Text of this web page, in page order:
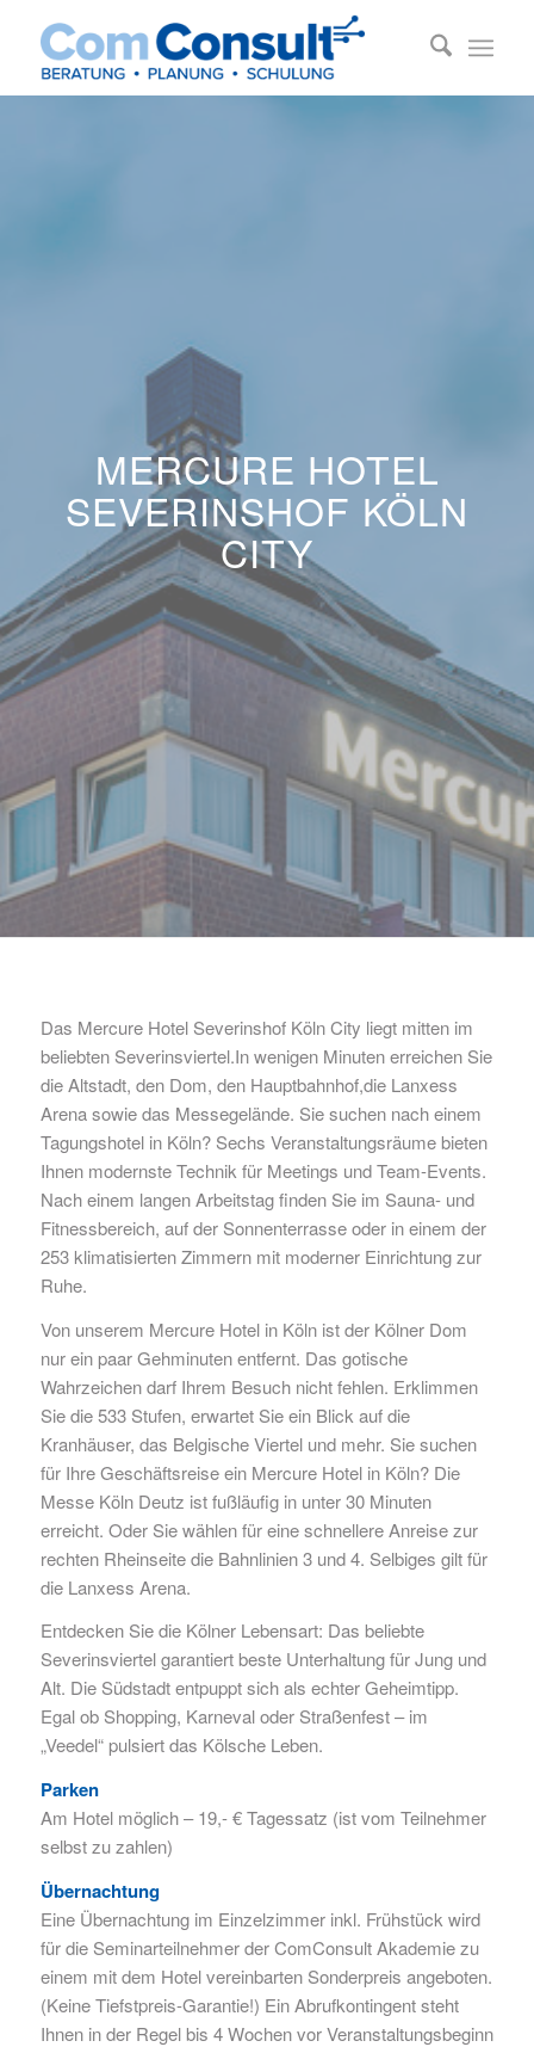
MERCURE HOTEL
SEVERINSHOF KÖLN
CITY
Das Mercure Hotel Severinshof Köln City liegt mitten im
beliebten Severinsviertel.In wenigen Minuten erreichen Sie
die Altstadt, den Dom, den Hauptbahnhof,die Lanxess
Arena sowie das Messegelände. Sie suchen nach einem
Tagungshotel in Köln? Sechs Veranstaltungsräume bieten
Ihnen modernste Technik für Meetings und Team-Events.
Nach einem langen Arbeitstag finden Sie im Sauna- und
Fitnessbereich, auf der Sonnenterrasse oder in einem der
253 klimatisierten Zimmern mit moderner Einrichtung zur
Ruhe.
Von unserem Mercure Hotel in Köln ist der Kölner Dom
nur ein paar Gehminuten entfernt. Das gotische
Wahrzeichen darf Ihrem Besuch nicht fehlen. Erklimmen
Sie die 533 Stufen, erwartet Sie ein Blick auf die
Kranhäuser, das Belgische Viertel und mehr. Sie suchen
für Ihre Geschäftsreise ein Mercure Hotel in Köln? Die
Messe Köln Deutz ist fußläufig in unter 30 Minuten
erreicht. Oder Sie wählen für eine schnellere Anreise zur
rechten Rheinseite die Bahnlinien 3 und 4. Selbiges gilt für
die Lanxess Arena.
Entdecken Sie die Kölner Lebensart: Das beliebte
Severinsviertel garantiert beste Unterhaltung für Jung und
Alt. Die Südstadt entpuppt sich als echter Geheimtipp.
Egal ob Shopping, Karneval oder Straßenfest – im
„Veedel“ pulsiert das Kölsche Leben.
Parken
Am Hotel möglich – 19,- € Tagessatz (ist vom Teilnehmer
selbst zu zahlen)
Übernachtung
Eine Übernachtung im Einzelzimmer inkl. Frühstück wird
für die Seminarteilnehmer der ComConsult Akademie zu
einem mit dem Hotel vereinbarten Sonderpreis angeboten.
(Keine Tiefstpreis-Garantie!) Ein Abrufkontingent steht
Ihnen in der Regel bis 4 Wochen vor Veranstaltungsbeginn